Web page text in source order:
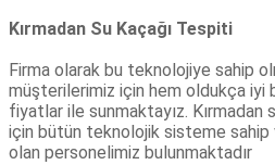
Kırmadan Su Kaçağı Tespiti
Firma olarak bu teknolojiye sahip
müşterilerimiz için hem oldukça iyi
fiyatlar ile sunmaktayız. Kırmadan
için bütün teknolojik sisteme sahip
olan personelimiz bulunmaktadır